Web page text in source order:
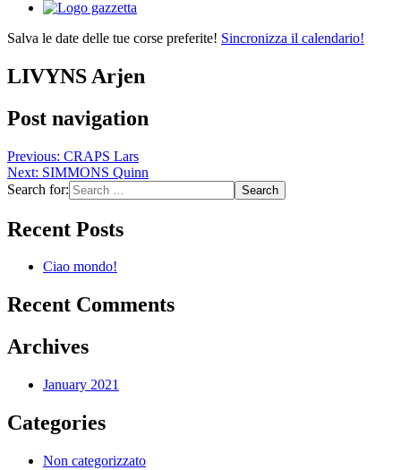
Salva le date delle tue corse preferite! Sincronizza il calendario!
LIVYNS Arjen
Post navigation
Previous: CRAPS Lars
Next: SIMMONS Quinn
Search for:
Recent Posts
Ciao mondo!
Recent Comments
Archives
January 2021
Categories
Non categorizzato